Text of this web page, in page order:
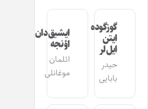
گوزگوده
ایتن
ایل‌لر
حیدر
بابایی
ایشیق‌دان
اؤنجه
ائلمان
موغانلی